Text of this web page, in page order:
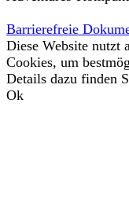
Barrierefreie
Diese Website nutzt
Cookies, um
Details dazu finden
Ok